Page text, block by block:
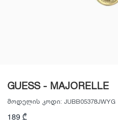
GUESS - MAJORELLE
მოდელის კოდი: JUBB05378JWYG
189 ₾